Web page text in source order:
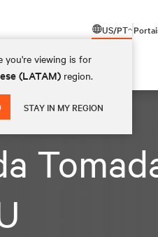
US/PT
you're viewing is for
(LATAM) region.
STAY IN MY REGION